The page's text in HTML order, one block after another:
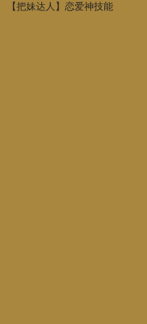
【把妹达人】恋爱神技能